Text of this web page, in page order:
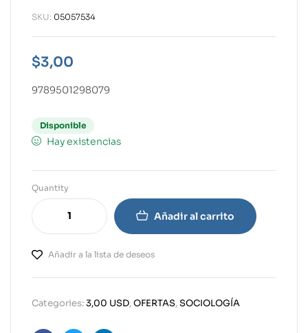
SKU: 05057534
$3,00
9789501298079
Disponible
Hay existencias
Quantity
Añadir al carrito
Añadir a la lista de deseos
Categories:3,00 USD,OFERTAS,SOCIOLOGÍA